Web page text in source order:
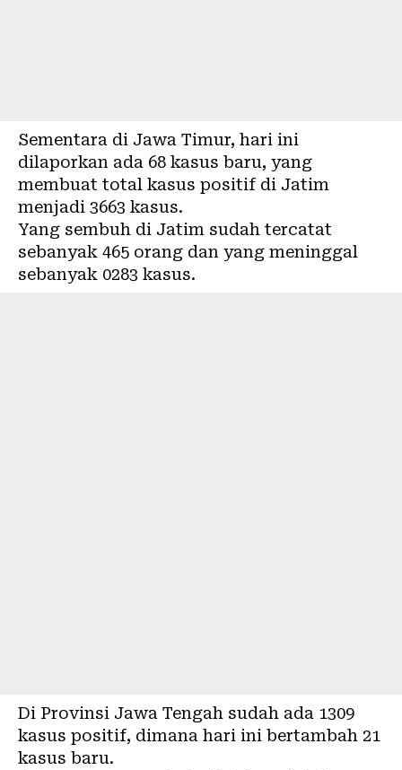
Sementara di Jawa Timur, hari ini
dilaporkan ada 68 kasus baru, yang
membuat total kasus positif di Jatim
menjadi 3663 kasus.
Yang sembuh di Jatim sudah tercatat
sebanyak 465 orang dan yang meninggal
sebanyak 0283 kasus.
Di Provinsi Jawa Tengah sudah ada 1309
kasus positif, dimana hari ini bertambah 21
kasus baru.